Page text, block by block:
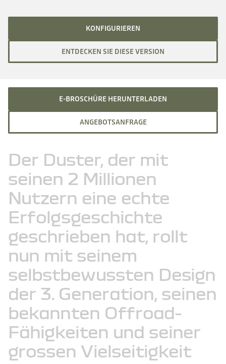
KONFIGURIEREN
ENTDECKEN SIE DIESE VERSION
E-BROSCHÜRE HERUNTERLADEN
ANGEBOTSANFRAGE
Der Duster, der mit
seinen 2 Millionen
Nutzern eine echte
Erfolgsgeschichte
geschrieben hat, rollt
nun mit seinem
selbstbewussten Design
der 3. Generation, seinen
bekannten Offroad-
Fähigkeiten und seiner
grossen Vielseitigkeit